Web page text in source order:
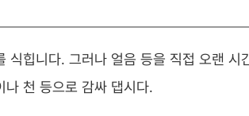
식힙니다. 그러나 얼음 등을 직접 오랜
나 천 등으로 감싸 댑시다.